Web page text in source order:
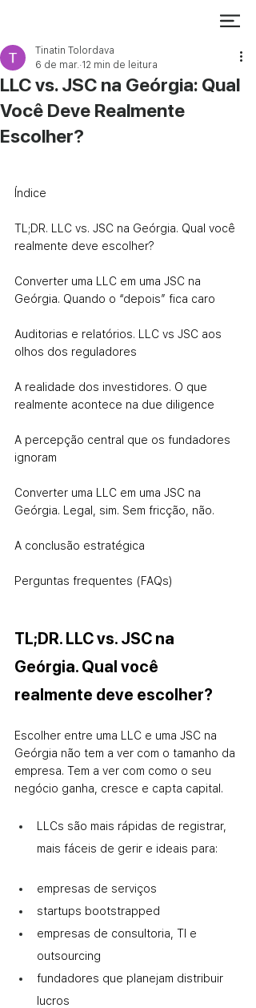
LLC vs. JSC na Geórgia: Qual
Você Deve Realmente
Escolher?
Tinatin Tolordava
6 de mar. 12 min de leitura
Índice
TL;DR. LLC vs. JSC na Geórgia. Qual você
realmente deve escolher?
Converter uma LLC em uma JSC na
Geórgia. Quando o “depois” fica caro
Auditorias e relatórios. LLC vs JSC aos
olhos dos reguladores
A realidade dos investidores. O que
realmente acontece na due diligence
A percepção central que os fundadores
ignoram
Converter uma LLC em uma JSC na
Geórgia. Legal, sim. Sem fricção, não.
A conclusão estratégica
Perguntas frequentes (FAQs)
TL;DR. LLC vs. JSC na
Geórgia. Qual você
realmente deve escolher?
Escolher entre uma LLC e uma JSC na
Geórgia não tem a ver com o tamanho da
empresa. Tem a ver com como o seu
negócio ganha, cresce e capta capital.
LLCs são mais rápidas de registrar,
mais fáceis de gerir e ideais para:
empresas de serviços
startups bootstrapped
empresas de consultoria, TI e
outsourcing
fundadores que planejam distribuir
lucros